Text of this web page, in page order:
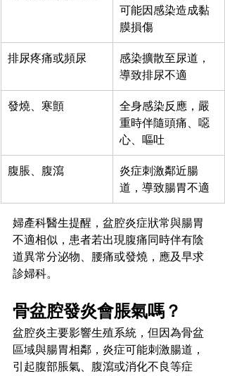
可能因感染造成黏
膜損傷
排尿疼痛或頻尿
感染擴散至尿道，
導致排尿不適
發燒、寒顫
全身感染反應，嚴
重時伴隨頭痛、噁
心、嘔吐
腹脹、腹瀉
炎症刺激鄰近腸
道，導致腸胃不適
婦產科醫生提醒，盆腔炎症狀常與腸胃
不適相似，患者若出現腹痛同時伴有陰
道異常分泌物、腰痛或發燒，應及早求
診婦科。
骨盆腔發炎會脹氣嗎？
盆腔炎主要影響生殖系統，但因為骨盆
區域與腸胃相鄰，炎症可能刺激腸道，
引起腹部脹氣、腹瀉或消化不良等症